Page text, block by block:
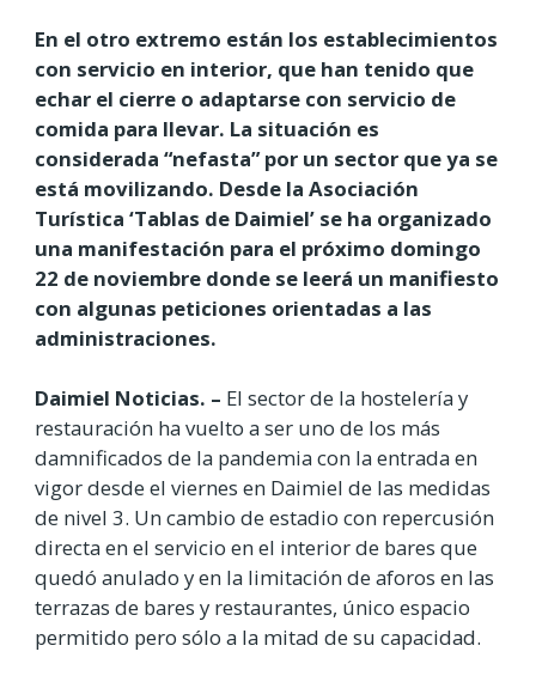
En el otro extremo están los establecimientos
con servicio en interior, que han tenido que
echar el cierre o adaptarse con servicio de
comida para llevar. La situación es
considerada “nefasta” por un sector que ya se
está movilizando. Desde la Asociación
Turística ‘Tablas de Daimiel’ se ha organizado
una manifestación para el próximo domingo
22 de noviembre donde se leerá un manifiesto
con algunas peticiones orientadas a las
administraciones.
Daimiel Noticias. – El sector de la hostelería y
restauración ha vuelto a ser uno de los más
damnificados de la pandemia con la entrada en
vigor desde el viernes en Daimiel de las medidas
de nivel 3. Un cambio de estadio con repercusión
directa en el servicio en el interior de bares que
quedó anulado y en la limitación de aforos en las
terrazas de bares y restaurantes, único espacio
permitido pero sólo a la mitad de su capacidad.